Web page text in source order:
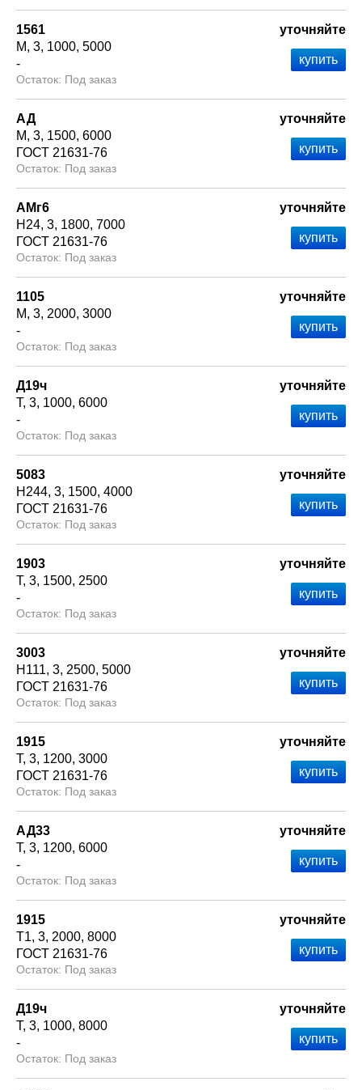
1561
М 3 1000 5000
-
Под заказ
уточняйте
АД
М 3 1500 6000
ГОСТ 21631-76
Под заказ
уточняйте
АМг6
Н24 3 1800 7000
ГОСТ 21631-76
Под заказ
уточняйте
1105
М 3 2000 3000
-
Под заказ
уточняйте
Д19ч
Т 3 1000 6000
-
Под заказ
уточняйте
5083
Н244 3 1500 4000
ГОСТ 21631-76
Под заказ
уточняйте
1903
Т 3 1500 2500
-
Под заказ
уточняйте
3003
Н111 3 2500 5000
ГОСТ 21631-76
Под заказ
уточняйте
1915
Т 3 1200 3000
ГОСТ 21631-76
Под заказ
уточняйте
АД33
Т 3 1200 6000
-
Под заказ
уточняйте
1915
Т1 3 2000 8000
ГОСТ 21631-76
Под заказ
уточняйте
Д19ч
Т 3 1000 8000
-
Под заказ
уточняйте